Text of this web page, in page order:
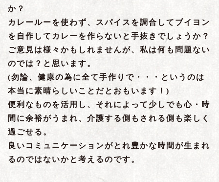
か？
カレールーを使わず、スパイスを調合してブイヨン
を自作してカレーを作らないと手抜きでしょうか？
ご意見は様々かもしれませんが、私は何も問題ない
のでは？と思います。
(勿論、健康の為に全て手作りで・・・というのは
本当に素晴らしいことだとおもいます！)
便利なものを活用し、それによって少しでも心・時
間に余裕がうまれ、介護する側もされる側も楽しく
過ごせる。
良いコミュニケーションがとれ豊かな時間が生まれ
るのではないかと考えるのです。